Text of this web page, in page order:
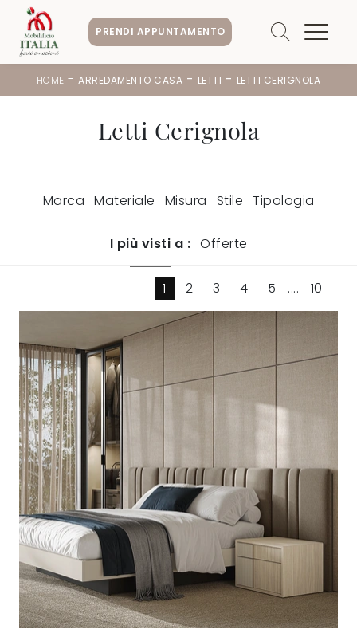
PRENDI APPUNTAMENTO
HOME -ARREDAMENTO CASA - LETTI - LETTI CERIGNOLA
Letti Cerignola
Marca Materiale Misura Stile Tipologia
I più visti a : Offerte
1 2 3 4 5 .... 10